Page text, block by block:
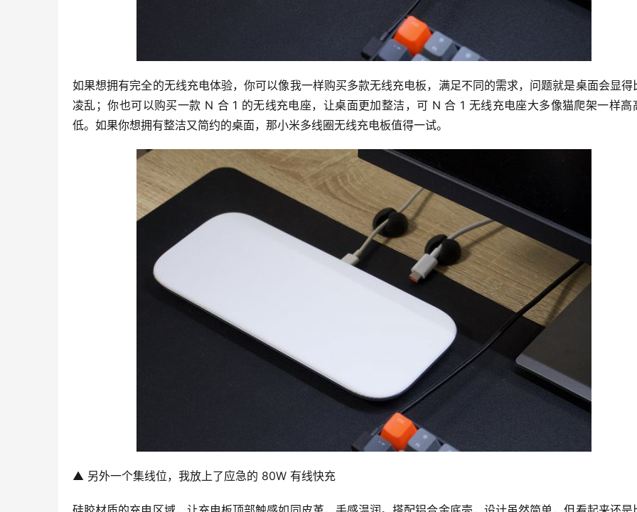
如果想拥有完全的无线充电体验，你可以像我一样购买多款无线充电板，满足不同的需求，问题就是桌面会显得
凌乱；你也可以购买一款 N 合 1 的无线充电座，让桌面更加整洁，可 N 合 1 无线充电座大多像猫爬架一样高
低。如果你想拥有整洁又简约的桌面，那小米多线圈无线充电板值得一试。
▲ 另外一个集线位，我放上了应急的 80W 有线快充